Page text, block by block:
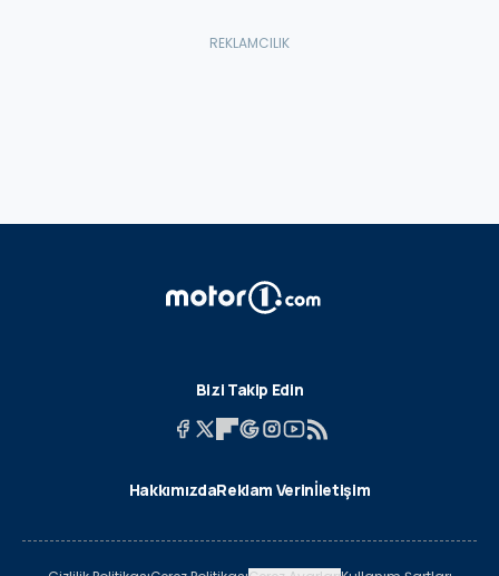
Bizi Takip Edin
HakkımızdaReklam Verinİletişim